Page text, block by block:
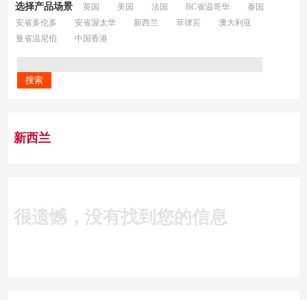
选择产品场景 英国 美国 法国 BC省温哥华
泰国
安省多伦多
安省渥太华 新西兰 菲律宾
澳大利亚
曼省温尼伯
中国香港
新西兰
很遗憾，没有找到您的信息